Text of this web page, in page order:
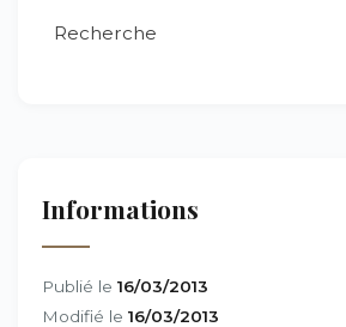
Recherche
Informations
Publié le 16/03/2013
Modifié le 16/03/2013